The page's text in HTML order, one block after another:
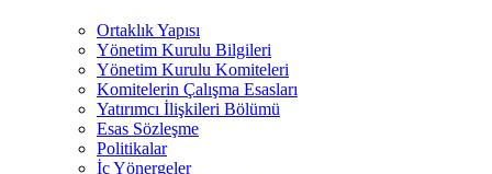
Ortaklık Yapısı
Yönetim Kurulu Bilgileri
Yönetim Kurulu Komiteleri
Komitelerin Çalışma Esasları
Yatırımcı İlişkileri Bölümü
Esas Sözleşme
Politikalar
İç Yönergeler